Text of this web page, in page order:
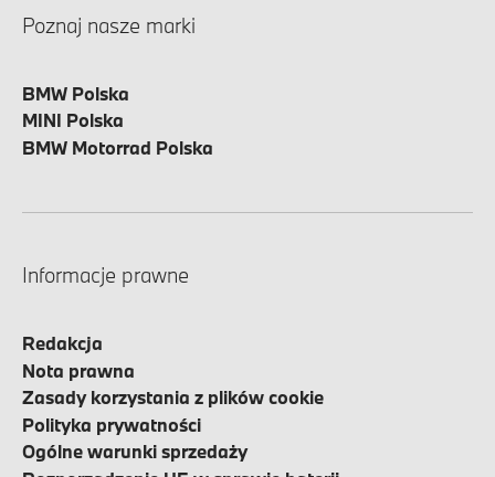
Poznaj nasze marki
BMW Polska
MINI Polska
BMW Motorrad Polska
Informacje prawne
Redakcja
Nota prawna
Zasady korzystania z plików cookie
Polityka prywatności
Ogólne warunki sprzedaży